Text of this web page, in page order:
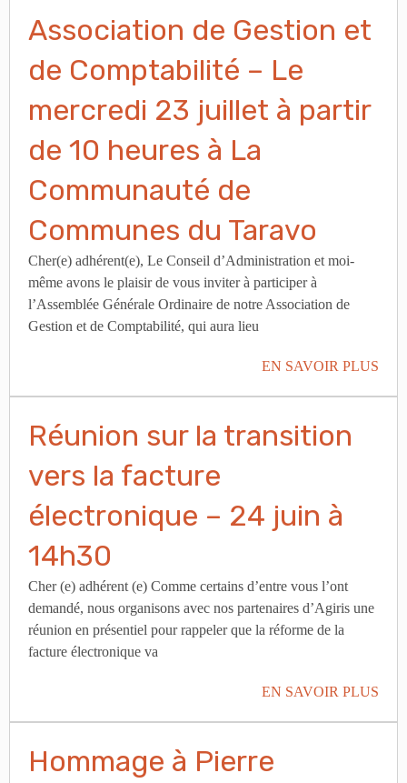
Association de Gestion et
de Comptabilité – Le
mercredi 23 juillet à partir
de 10 heures à La
Communauté de
Communes du Taravo
Cher(e) adhérent(e), Le Conseil d’Administration et moi-
même avons le plaisir de vous inviter à participer à
l’Assemblée Générale Ordinaire de notre Association de
Gestion et de Comptabilité, qui aura lieu
EN SAVOIR PLUS
Réunion sur la transition
vers la facture
électronique – 24 juin à
14h30
Cher (e) adhérent (e) Comme certains d’entre vous l’ont
demandé, nous organisons avec nos partenaires d’Agiris une
réunion en présentiel pour rappeler que la réforme de la
facture électronique va
EN SAVOIR PLUS
Hommage à Pierre